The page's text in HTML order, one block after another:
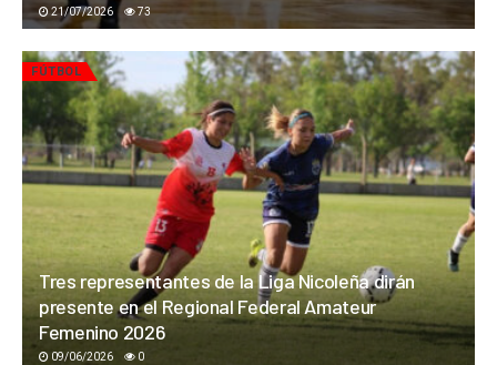
21/07/2026 73
FÚTBOL
Tres representantes de la Liga Nicoleña dirán
presente en el Regional Federal Amateur
Femenino 2026
09/06/2026 0